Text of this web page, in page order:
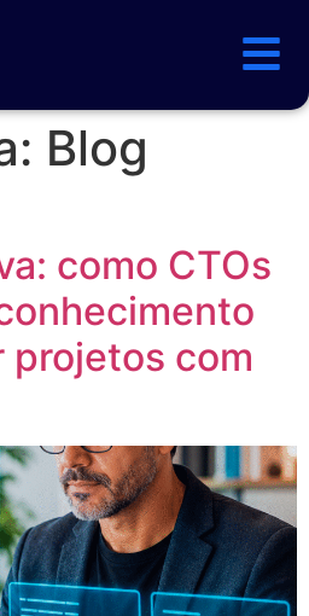
Blog
como CTOs
projetos com